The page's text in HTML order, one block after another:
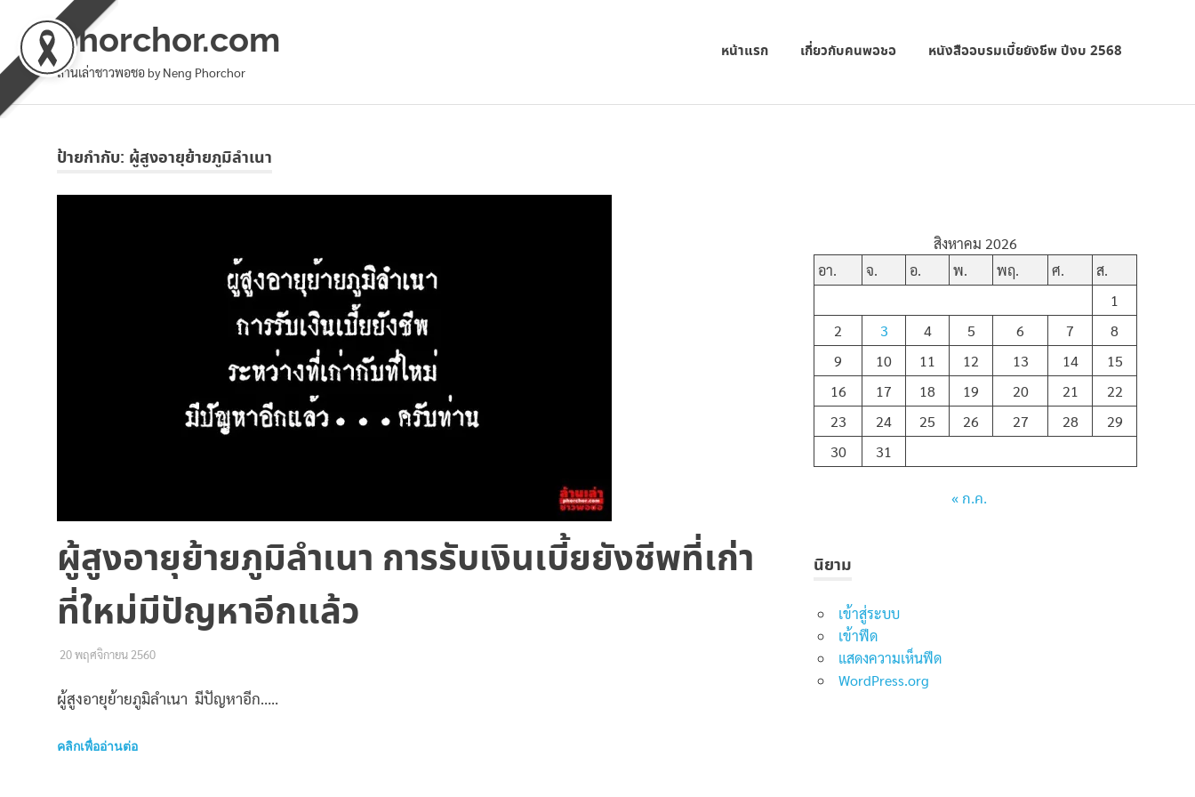
Skip
phorchor.com
ล้านเล่าชาวพอชอ by Neng Phorchor
หน้าแรก เกี่ยวกับคนพอชอ หนังสืออบรมเบี้ยยังชีพ ปีงบ 2568
ป้ายกำกับ: ผู้สูงอายุย้ายภูมิลำเนา
ผู้สูงอายุย้ายภูมิลำเนา การรับเงินเบี้ยยังชีพที่เก่า
ที่ใหม่มีปัญหาอีกแล้ว
20 พฤศจิกายน 2560เหน่ง พอชอ
พัฒนาชุมชน
ผู้สูงอายุย้ายภูมิลำเนา มีปัญหาอีก…..
คลิกเพื่ออ่านต่อ
สิงหาคม 2026
อา.
จ. อ. พ. พฤ. ศ.
ส.
1
2
3 4 5 6 7
8
9
10 11 12 13 14
15
16
17 18 19 20 21
22
23
24 25 26 27 28
29
30
31
« ก.ค.
นิยาม
เข้าสู่ระบบ
เข้าฟีด
แสดงความเห็นฟีด
WordPress.org